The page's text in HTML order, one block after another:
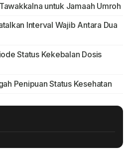
untuk Jamaah Umroh
lnterval Wajib Antara Dua
Status Kekebalan Dosis
Penipuan Status Kesehatan